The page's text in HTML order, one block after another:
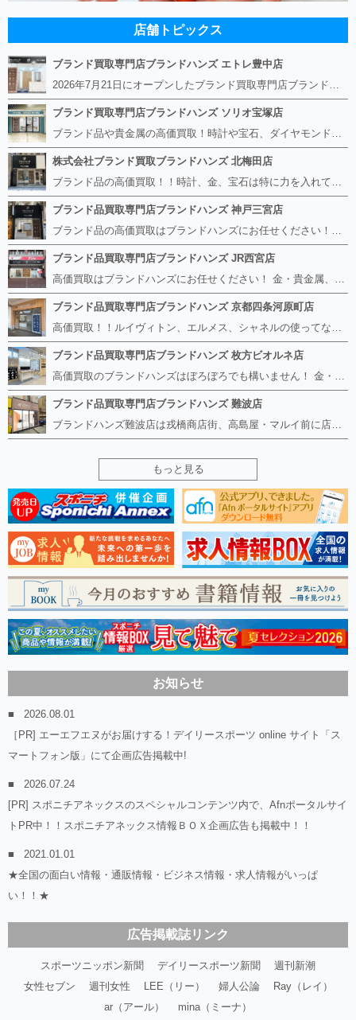
店舗トピックス
ブランド買取専門店ブランドハンズ エトレ豊中店
2026年7月21日にオープンしたブランド買取専門店ブランドハンズ エトレ豊中店です。 阪急豊中駅直結のショッピングモール エトレとよなかの１階に店舗がございます。 金・貴金属、ブランド品、時計、宝石などその他ブランド食器や美容機器、ブランド香水や化粧品などの取り扱いもございます。 熟練の鑑定士が親切・丁寧に接客、査定をさせていただきます。 査定だけでもOK。お気軽にご来店下さいませ！
ブランド買取専門店ブランドハンズ ソリオ宝塚店
ブランド品や貴金属の高価買取！時計や宝石、ダイヤモンドなど家に眠っているものがあったら捨てる前にブランドハンズへお越しください。 査定料は無料、お値段が付くものかお調べいたします！ 宅配買取もありますので使っていない古いルイヴィトンのバッグや財布、壊れているオメガの時計、千切れている金のネックレスや指輪、小型家電も取り扱っておりますのでお気軽にご利用下さい☆ その他ブランド食器、銀シルバー製品、美容機器、脱毛器、スマホなど幅広く取り扱っております！
株式会社ブランド買取ブランドハンズ 北梅田店
ブランド品の高価買取！！時計、金、宝石は特に力を入れています！ ルイヴィトン、シャネル、ロレックス、エルメスはもちろん、グッチ、プラダ、セリーヌ、フェンディなどなど、 その他ブランド食器、銀シルバー製品、美容機器、脱毛器、スマホなど幅広く取り扱っているので まずは無料査定にお越しください！ 手数料は全て無料！全国対応の宅配買取も行っておりますのでお気軽にご連絡下さい！
ブランド品買取専門店ブランドハンズ 神戸三宮店
ブランド品の高価買取はブランドハンズにお任せください！！ 高騰し続けている金・貴金属はもちろん、ルイヴィトン、エルメス、シャネル、ロレックスは特に力を入れております。 その他ブランド食器、銀シルバー製品、美容機器、脱毛器、スマホなど幅広く取り扱っております！ 鑑定士は経験豊富で親切丁寧な対応を心がけております。 鑑定書がないものでもしっかり見させて頂きます。
ブランド品買取専門店ブランドハンズ JR西宮店
高価買取はブランドハンズにお任せください！ 金・貴金属、ルイヴィトン、エルメス、シャネル、ロレックスは特に力を入れておりますが、 他店で断られたボロボロになったバッグや財布、壊れたブランド品、時計、千切れた貴金属もお買取り可能です。 経験豊富な鑑定士が宝石やダイヤモンドの鑑定書がないものでもしっかり見させて頂きます。 その他ブランド食器、銀シルバー製品、美容機器、脱毛器、スマホなど幅広く取り扱っております！ 是非お気軽にお越しください。
ブランド品買取専門店ブランドハンズ 京都四条河原町店
高価買取！！ルイヴィトン、エルメス、シャネルの使ってないものなど ブランドハンズならボロボロでも構いません。 他店に断られたものも当店ならお買取り可能です！ ロレックスやフェンディ、グッチも大歓迎です！ ブランド品や貴金属、時計、宝石、ダイヤモンドは特に高価買取ですのでお査定だけでもお待ちしております。
ブランド品買取専門店ブランドハンズ 枚方ビオルネ店
高価買取のブランドハンズはぼろぼろでも構いません！ 金・貴金属、ルイヴィトンやエルメス、シャネルの使ってないものはございませんか？ 他店に断られたものも当店ならお買取り可能です！ ロレックスやフェンディ、グッチも大歓迎！ ブランド品や貴金属、時計、宝石、ダイヤモンドは特に高価買取ですがブランド食器、スマホ、美容機器、銀製品など幅広く取り扱っております。
ブランド品買取専門店ブランドハンズ 難波店
ブランドハンズ難波店は戎橋商店街、高島屋・マルイ前に店舗があります！ ボロボロのルイヴィトン、エルメス、シャネルも高価買取！！ ぼろぼろのものでもブランドハンズなら高くお買取り致します！ ブランド香水や化粧品、動かない時計、ロレックスは特に高価買取です。 貴金属や宝石、ダイヤモンドの鑑定書がないものでもしっかり見させて頂きます。 是非お気軽にお越しください。
もっと見る
お知らせ
2026.08.01
［PR] エーエフエヌがお届けする！デイリースポーツ online サイト「ス
マートフォン版」にて企画広告掲載中!
2026.07.24
[PR] スポニチアネックスのスペシャルコンテンツ内で、Afnポータルサイ
トPR中！！スポニチアネックス情報ＢＯＸ企画広告も掲載中！！
2021.01.01
★全国の面白い情報・通販情報・ビジネス情報・求人情報がいっぱ
い！！★
広告掲載誌リンク
スポーツニッポン新聞 デイリースポーツ新聞
週刊新潮
女性セブン
週刊女性 LEE（リー） 婦人公論
Ray（レイ）
ar（アール）
mina（ミーナ）